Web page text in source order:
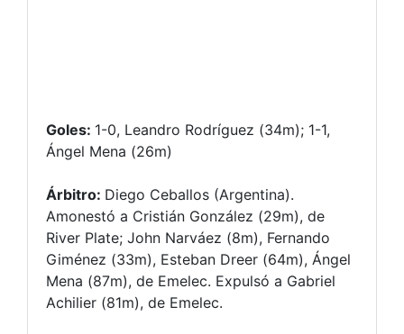
Goles: 1-0, Leandro Rodríguez (34m); 1-1,
Ángel Mena (26m)
Árbitro: Diego Ceballos (Argentina).
Amonestó a Cristián González (29m), de
River Plate; John Narváez (8m), Fernando
Giménez (33m), Esteban Dreer (64m), Ángel
Mena (87m), de Emelec. Expulsó a Gabriel
Achilier (81m), de Emelec.